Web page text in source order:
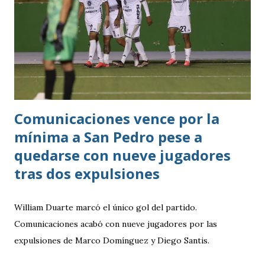
servicio anterior en donde los aficionados se podrán
estacionar en el Parqueo de Tikal Futura. via.
Comunicaciones vence por la
mínima a San Pedro pese a
quedarse con nueve jugadores
tras dos expulsiones
William Duarte marcó el único gol del partido.
Comunicaciones acabó con nueve jugadores por las
expulsiones de Marco Domínguez y Diego Santis.